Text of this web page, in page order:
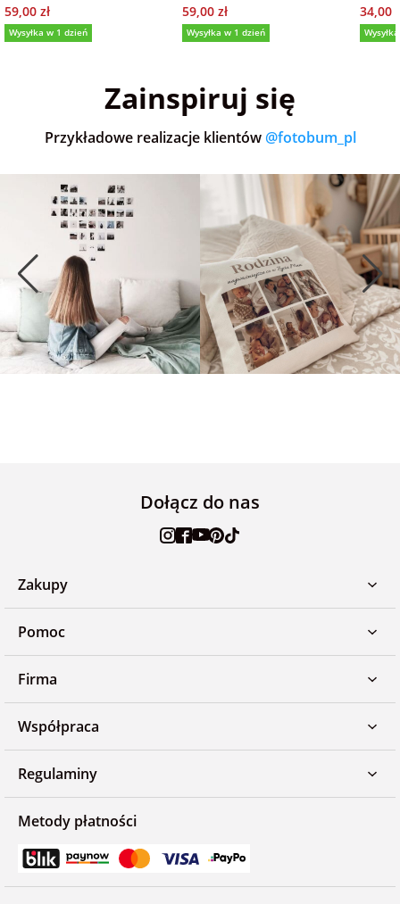
59,00 zł
Wysyłka w 1 dzień
59,00 zł
Wysyłka w 1 dzień
34,00
Zainspiruj się
Przykładowe realizacje klientów @fotobum_pl
Dołącz do nas
Zakupy
Pomoc
Firma
Współpraca
Regulaminy
Metody płatności